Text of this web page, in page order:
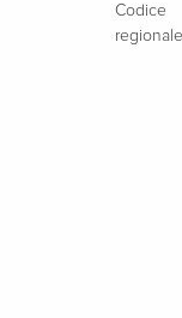
Codice
regionale